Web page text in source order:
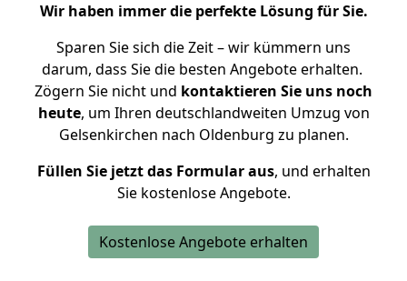
Wir haben immer die perfekte Lösung für Sie.
Sparen Sie sich die Zeit – wir kümmern uns
darum, dass Sie die besten Angebote erhalten.
Zögern Sie nicht und kontaktieren Sie uns noch
heute, um Ihren deutschlandweiten Umzug von
Gelsenkirchen nach Oldenburg zu planen.
Füllen Sie jetzt das Formular aus, und erhalten
Sie kostenlose Angebote.
Kostenlose Angebote erhalten